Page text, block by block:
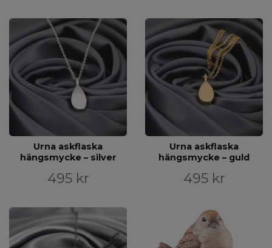
Urna askflaska
hängsmycke – silver
495 kr
Urna askflaska
hängsmycke – guld
495 kr